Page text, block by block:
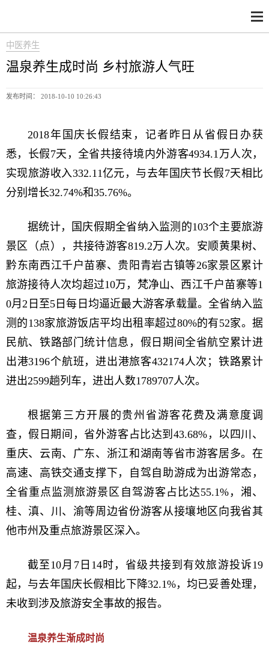
中医养生
温泉养生成时尚 乡村旅游人气旺
发布时间： 2018-10-10 10:26:43
2018年国庆长假结束，记者昨日从省假日办获
悉，长假7天，全省共接待境内外游客4934.1万人次，
实现旅游收入332.11亿元，与去年国庆节长假7天相比
分别增长32.74%和35.76%。
据统计，国庆假期全省纳入监测的103个主要旅游
景区（点），共接待游客819.2万人次。安顺黄果树、
黔东南西江千户苗寨、贵阳青岩古镇等26家景区累计
旅游接待人次均超过10万，梵净山、西江千户苗寨等1
0月2日至5日每日均逼近最大游客承载量。全省纳入监
测的138家旅游饭店平均出租率超过80%的有52家。据
民航、铁路部门统计信息，假日期间全省航空累计进
出港3196个航班，进出港旅客432174人次；铁路累计
进出2599趟列车，进出人数1789707人次。
根据第三方开展的贵州省游客花费及满意度调
查，假日期间，省外游客占比达到43.68%，以四川、
重庆、云南、广东、浙江和湖南等省市游客居多。在
高速、高铁交通支撑下，自驾自助游成为出游常态，
全省重点监测旅游景区自驾游客占比达55.1%，湘、
桂、滇、川、渝等周边省份游客从接壤地区向我省其
他市州及重点旅游景区深入。
截至10月7日14时，省级共接到有效旅游投诉19
起，与去年国庆长假相比下降32.1%，均已妥善处理，
未收到涉及旅游安全事故的报告。
温泉养生渐成时尚